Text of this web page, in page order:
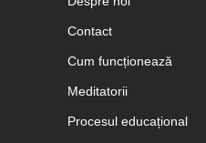
Contact
Cum funcționează
Meditatorii
Procesul educațional